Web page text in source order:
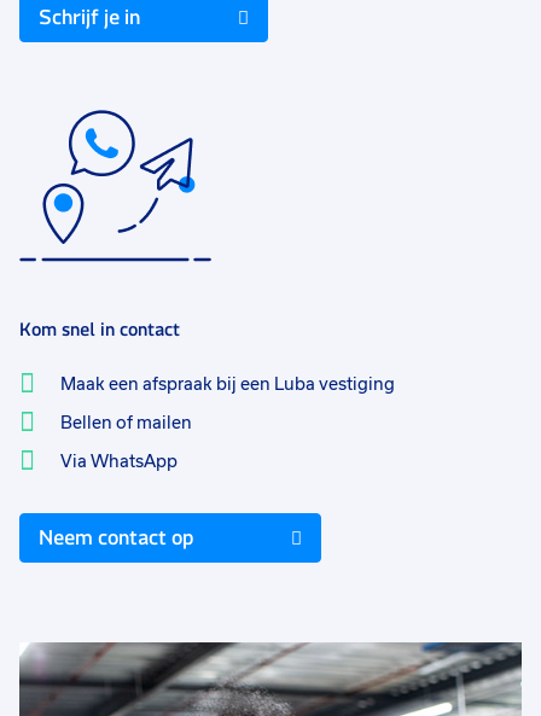
Schrijf je in
Kom snel in contact
Maak een afspraak bij een Luba vestiging
Bellen of mailen
Via WhatsApp
Neem contact op